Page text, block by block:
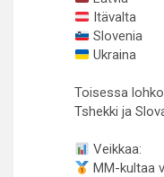
Itävalta
Slovenia
Ukraina
Toisessa
Tshekki ja
Veikkaa:
MM-kultaa